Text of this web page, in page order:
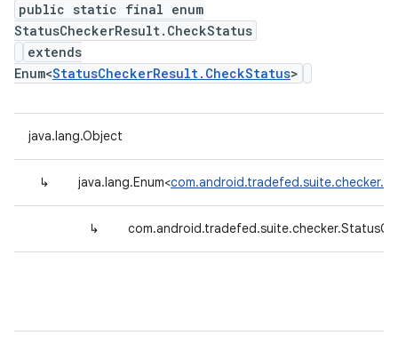
public static final enum
StatusCheckerResult.CheckStatus
extends
Enum<StatusCheckerResult.CheckStatus>
java.lang.Object
↳ java.lang.Enum<
↳